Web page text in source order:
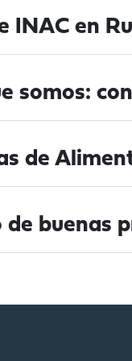
INAC en
somos:
de
de buenas